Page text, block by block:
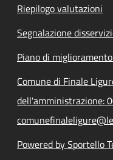
Riepilogo valutazioni
Segnalazione
Piano di
Comune di Finale
dell'amministrazione:
Powered by Sportello